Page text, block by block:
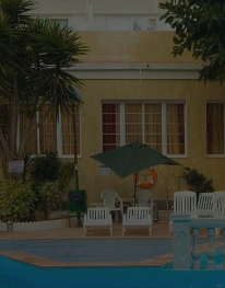
BC Music Resort™
(Recommended for Adults)
Magic Atrium Plaza
Calendario de apertura y cierres